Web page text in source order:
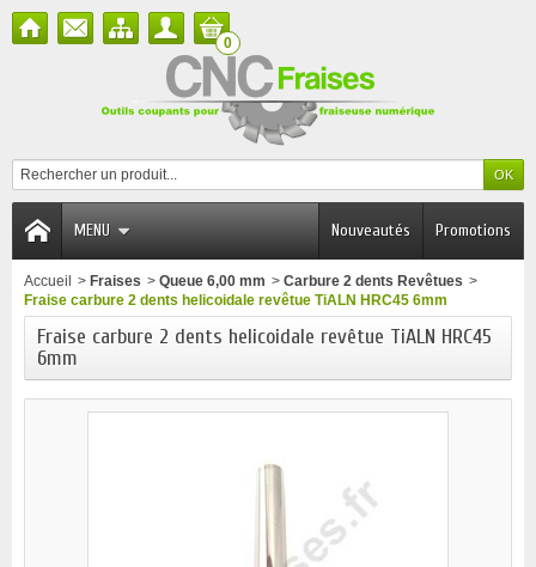
0
MENU Promotions
Nouveautés
Accueil > Fraises > Queue 6,00 mm > Carbure 2 dents Revêtues >
Fraise carbure 2 dents helicoidale revêtue TiALN HRC45 6mm
Fraise carbure 2 dents helicoidale revêtue TiALN HRC45
6mm